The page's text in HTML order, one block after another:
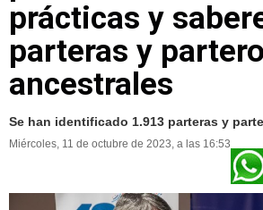
prácticas y
parteras y
ancestrales
Se han identificado 1.913 parteras y
Miércoles, 11 de octubre de 2023, a las 16:53